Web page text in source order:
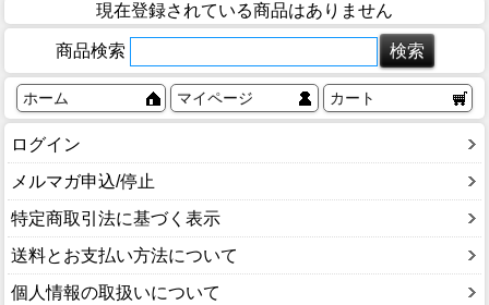
現在登録されている商品はありません
商品検索
ホーム マイページ カート
ログイン
メルマガ申込/停止
特定商取引法に基づく表示
送料とお支払い方法について
個人情報の取扱いについて